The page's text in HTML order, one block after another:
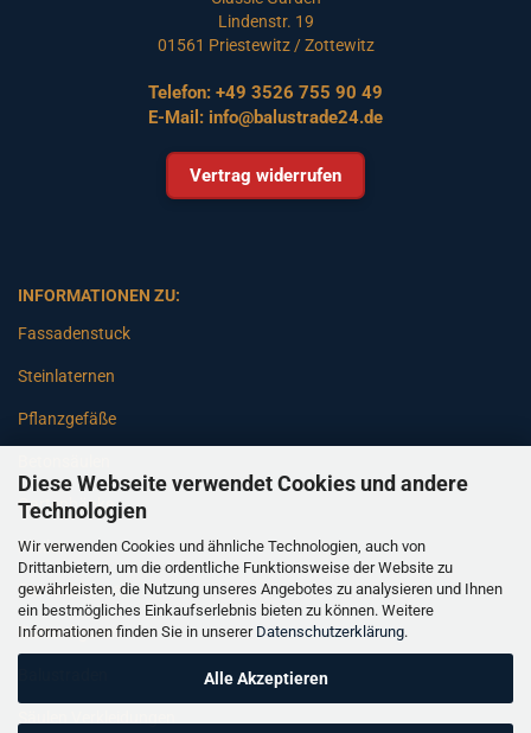
Diese Webseite verwendet Cookies und andere
Technologien
Wir verwenden Cookies und ähnliche Technologien, auch von
Drittanbietern, um die ordentliche Funktionsweise der Website zu
gewährleisten, die Nutzung unseres Angebotes zu analysieren und Ihnen
ein bestmögliches Einkaufserlebnis bieten zu können. Weitere
Informationen finden Sie in unserer Datenschutzerklärung.
Alle Akzeptieren
Lindenstr. 19
01561 Priestewitz / Zottewitz
Telefon: +49 3526 755 90 49
E-Mail: info@balustrade24.de
Vertrag widerrufen
INFORMATIONEN ZU:
Fassadenstuck
Steinlaternen
Pflanzgefäße
Gartenbänke
Pfeiler
Gartenbrunnen
Gartenfiguren